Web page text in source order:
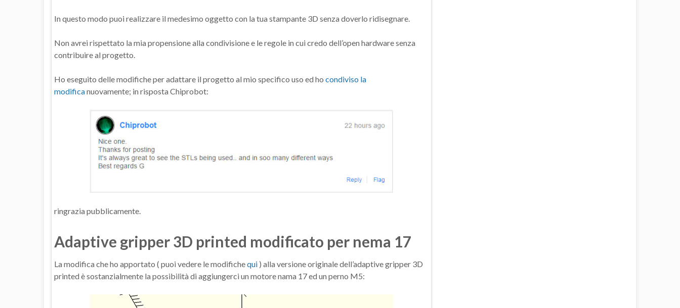
In questo modo puoi realizzare il medesimo oggetto con la tua stampante 3D senza doverlo ridisegnare.
Non avrei rispettato la mia propensione alla condivisione e le regole in cui credo dell’open hardware senza
contribuire al progetto.
Ho eseguito delle modifiche per adattare il progetto al mio specifico uso ed ho condiviso la
modificanuovamente; in risposta Chiprobot:
ringrazia pubblicamente.
Adaptive gripper 3D printed modificato per nema 17
La modifica che ho apportato ( puoi vedere le modifichequi ) alla versione originale dell’adaptive gripper 3D
printed è sostanzialmente la possibilità di aggiungerci un motore nama 17 ed un perno M5: